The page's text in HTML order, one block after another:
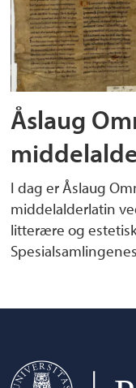
Åslaug
I dag er Åslaug
middelalderlatin
litterære og